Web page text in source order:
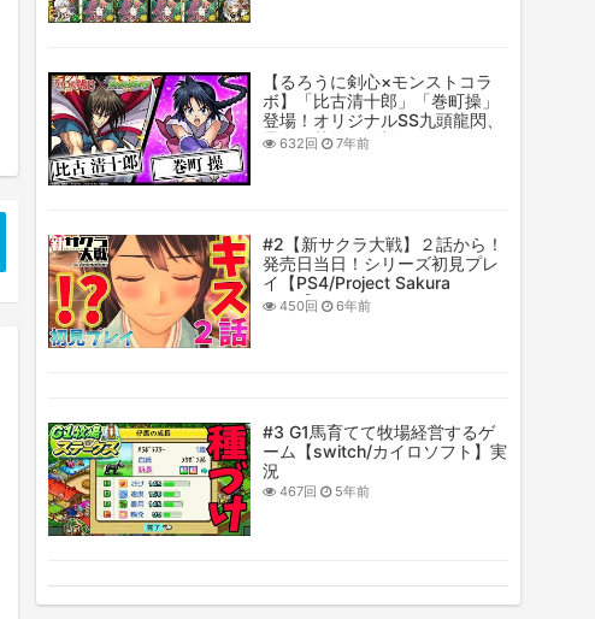
【るろうに剣心×モンストコラ
ボ】「比古清十郎」「巻町操」
登場！オリジナルSS九頭龍閃、
貫殺飛苦無で攻撃！
632回 7年前
#2【新サクラ大戦】２話から！
発売日当日！シリーズ初見プレ
イ【PS4/Project Sakura
Wars】
450回 6年前
#3 G1馬育てて牧場経営するゲ
ーム【switch/カイロソフト】実
況
467回 5年前